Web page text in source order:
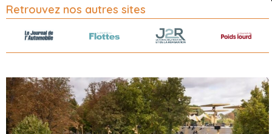
Retrouvez nos autres sites